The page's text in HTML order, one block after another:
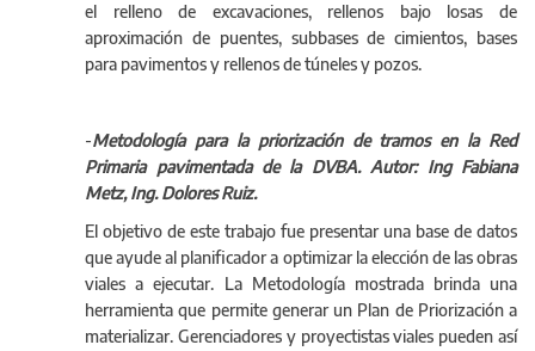
residuos de los procesos de trituración, reutilizando
materiales de demolición. Entre sus aplicaciones se destacan
el relleno de excavaciones, rellenos bajo losas de
-Metodología para la priorización de tramos en la Red
Primaria pavimentada de la DVBA. Autor: Ing Fabiana
Metz, Ing. Dolores Ruiz.
El objetivo de este trabajo fue presentar una base de datos
que ayude al planificador a optimizar la elección de las obras
viales a ejecutar. La Metodología mostrada brinda una